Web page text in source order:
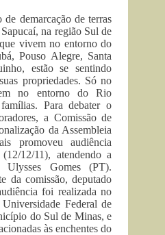
de demarcação de terras
na região Sul de
vivem no entorno do
Pouso Alegre, Santa
estão se sentindo
propriedades. Só no
no entorno do Rio
Para debater o
a Comissão de
da Assembleia
promoveu audiência
12/11), atendendo a
Ulysses Gomes (PT).
da comissão, deputado
foi realizada no
Federal de
do Sul de Minas, e
às enchentes do